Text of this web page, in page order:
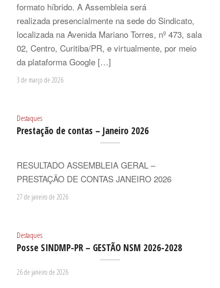
formato híbrido. A Assembleia será
realizada presencialmente na sede do Sindicato,
localizada na Avenida Mariano Torres, nº 473, sala
02, Centro, Curitiba/PR, e virtualmente, por meio
da plataforma Google […]
3 de março de 2026
Destaques
Prestação de contas – Janeiro 2026
RESULTADO ASSEMBLEIA GERAL –
PRESTAÇÃO DE CONTAS JANEIRO 2026
27 de janeiro de 2026
Destaques
Posse SINDMP-PR – GESTÃO NSM 2026-2028
26 de janeiro de 2026